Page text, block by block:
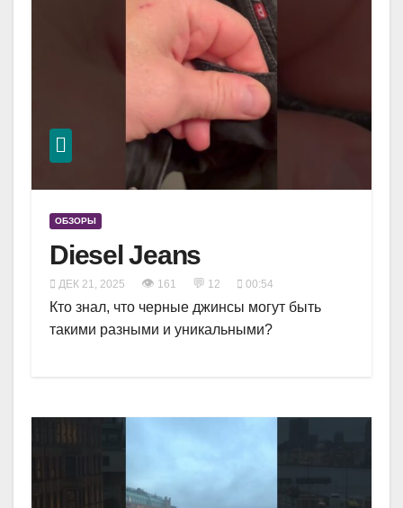
ОБЗОРЫ
Diesel Jeans
ДЕК 21, 2025 👁 161 💬 12 00:54
Кто знал, что черные джинсы могут быть
такими разными и уникальными?